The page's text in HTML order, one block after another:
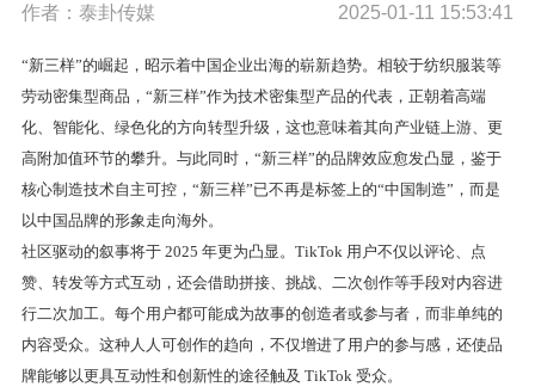
作者：泰卦传媒 2025-01-11 15:53:41
“新三样”的崛起，昭示着中国企业出海的崭新趋势。相较于纺织服装等
劳动密集型商品，“新三样”作为技术密集型产品的代表，正朝着高端
化、智能化、绿色化的方向转型升级，这也意味着其向产业链上游、更
高附加值环节的攀升。与此同时，“新三样”的品牌效应愈发凸显，鉴于
核心制造技术自主可控，“新三样”已不再是标签上的“中国制造”，而是
以中国品牌的形象走向海外。
社区驱动的叙事将于 2025 年更为凸显。TikTok 用户不仅以评论、点
赞、转发等方式互动，还会借助拼接、挑战、二次创作等手段对内容进
行二次加工。每个用户都可能成为故事的创造者或参与者，而非单纯的
内容受众。这种人人可创作的趋向，不仅增进了用户的参与感，还使品
牌能够以更具互动性和创新性的途径触及 TikTok 受众。